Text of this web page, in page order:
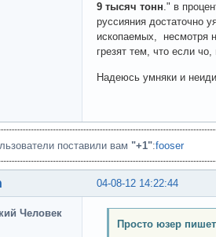
9 тысяч тонн." в
руссияния достаточно
ископаемых, несмотря
грезят тем, что если чо,
Надеюсь умняки и
поставили вам "+1":fooser
04-08-12 14:22:44
Человек
Просто юзер